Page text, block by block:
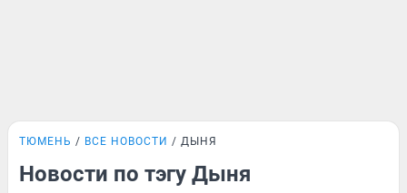
ТЮМЕНЬ ВСЕ НОВОСТИ ДЫНЯ
Новости по тэгу Дыня